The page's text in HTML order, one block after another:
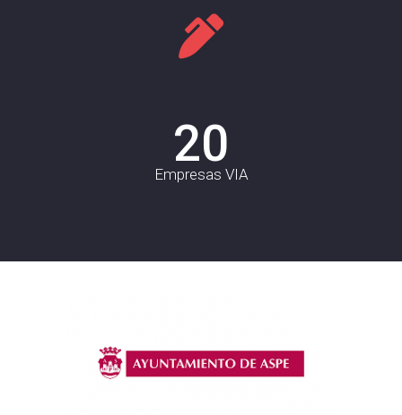
20
Empresas VIA